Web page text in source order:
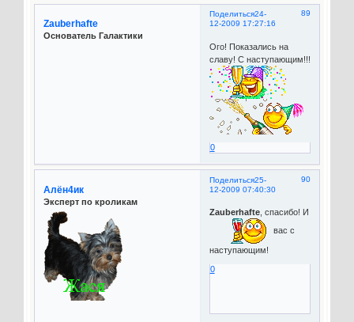
Поделиться 89
24-
12-2009 17:27:16
Zauberhafte
Основатель Галактики
Ого! Показались на
славу! С наступающим!!!
0
Поделиться 90
25-
12-2009 07:40:30
Алён4ик
Эксперт по кроликам
Zauberhafte, спасибо! И
вас с
наступающим!
0